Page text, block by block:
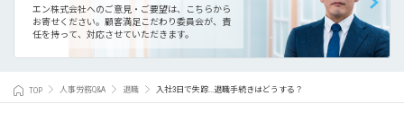
エン株式会社へのご意見・ご要望は、こちらから
お寄せください。 顧客満足こだわり委員会が、責
任を持って、対応させていただきます。
TOP 人事労務Q&A 退職 入社3日で失踪...退職手続きはどうする？